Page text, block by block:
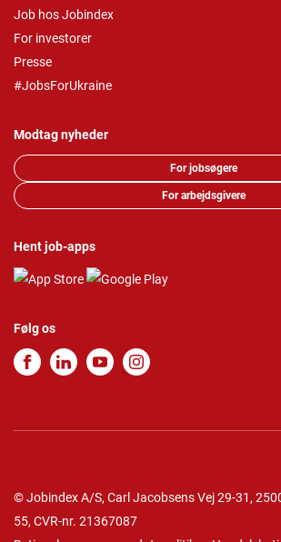
Job hos Jobindex
For investorer
Presse
#JobsForUkraine
Modtag nyheder
For jobsøgere
For arbejdsgivere
Hent job-apps
Følg os
© Jobindex A/S, Carl Jacobsens Vej 29-31,
55, CVR-nr. 21367087